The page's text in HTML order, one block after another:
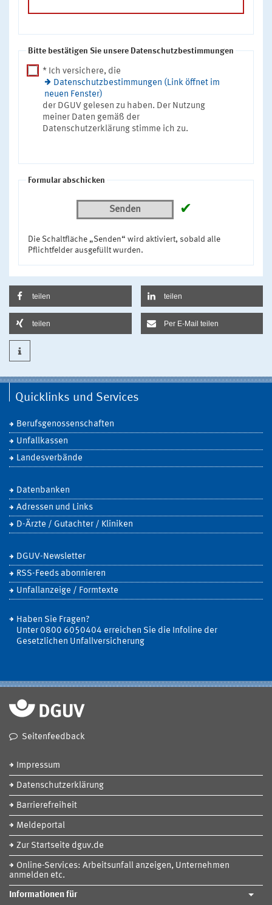
Bitte bestätigen Sie unsere Datenschutzbestimmungen
* Ich versichere, die
Datenschutzbestimmungen (Link öffnet im
neuen Fenster)
der DGUV gelesen zu haben. Der Nutzung
meiner Daten gemäß der
Datenschutzerklärung stimme ich zu.
Formular abschicken
Senden ✔
Die Schaltfläche „Senden“ wird aktiviert, sobald alle
Pflichtfelder ausgefüllt wurden.
teilen teilen
teilen Per E-Mail teilen
Quicklinks und Services
Berufsgenossenschaften
Unfallkassen
Landesverbände
Datenbanken
Adressen und Links
D-Ärzte / Gutachter / Kliniken
DGUV-Newsletter
RSS-Feeds abonnieren
Unfallanzeige / Formtexte
Haben Sie Fragen?
Unter 0800 6050404 erreichen Sie die Infoline der
Gesetzlichen Unfallversicherung
Seitenfeedback
Impressum
Datenschutzerklärung
Barrierefreiheit
Meldeportal
Zur Startseite dguv.de
Online-Services: Arbeitsunfall anzeigen, Unternehmen
anmelden etc.
Informationen für